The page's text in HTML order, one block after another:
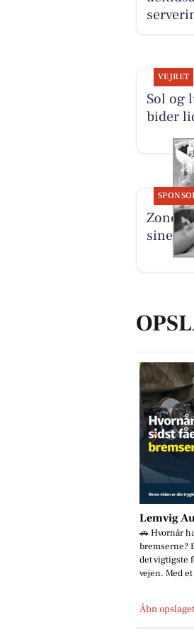
VEJRET
Sol og
bider
Zones
sine
Lemvig
🚗 Hvornår
bremserne?
det vigtigste
vejen. Med
Åbn opslaget